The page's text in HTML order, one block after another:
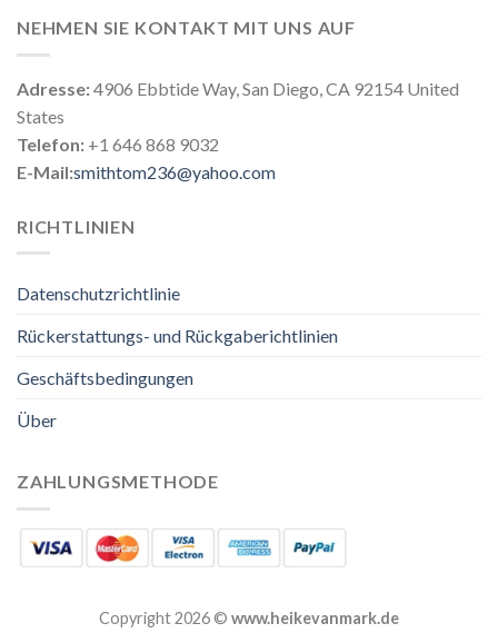
NEHMEN SIE KONTAKT MIT UNS AUF
Adresse:4906 Ebbtide Way, San Diego, CA 92154 United
States
Telefon: +1 646 868 9032
E-Mail:smithtom236@yahoo.com
RICHTLINIEN
Datenschutzrichtlinie
Rückerstattungs- und Rückgaberichtlinien
Geschäftsbedingungen
Über
ZAHLUNGSMETHODE
Copyright 2026 © www.heikevanmark.de